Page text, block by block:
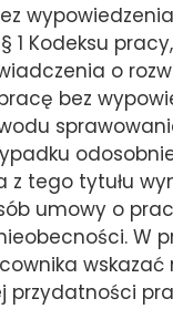
Kodeksu
o
bez
tego tytułu
umowy o
W
przydatności